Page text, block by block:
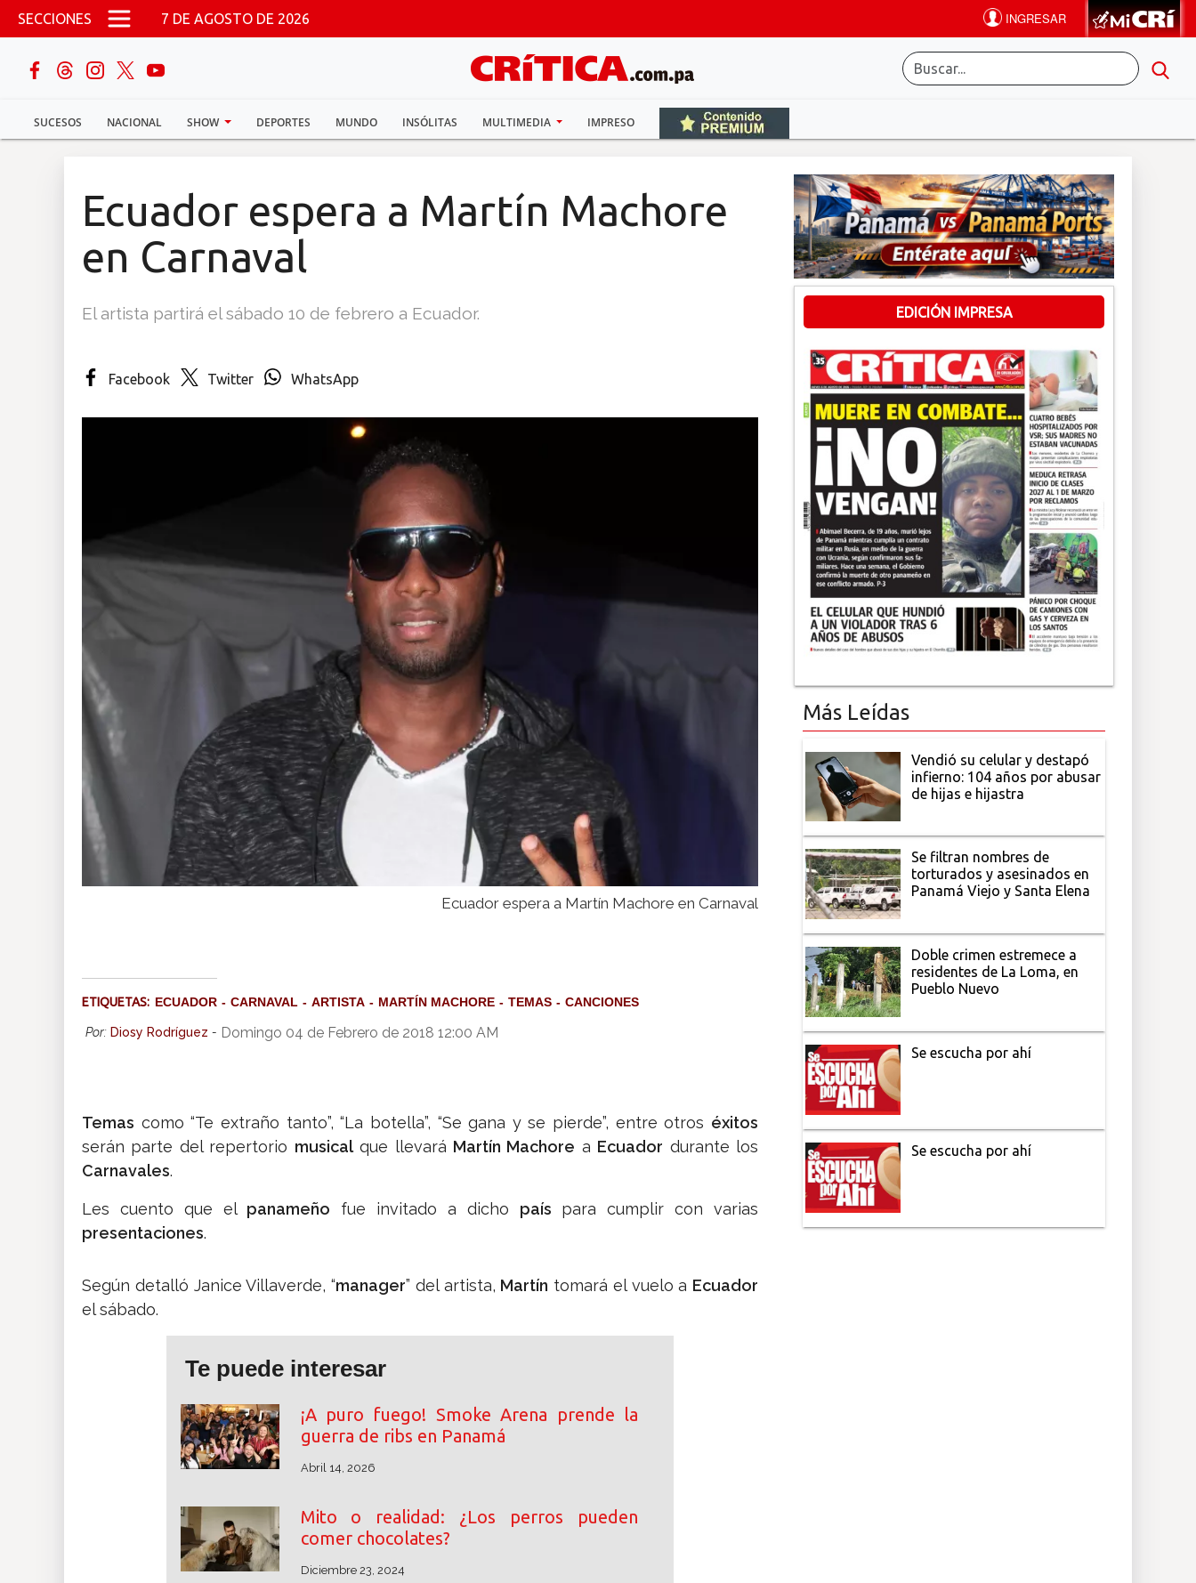
Pasar al contenido principal
SECCIONES 7 DE AGOSTO DE 2026
SUCESOS NACIONAL SHOW DEPORTES MUNDO INSÓLITAS MULTIMEDIA IMPRESO
buscar
Sucesos
Ecuador espera a Martín Machore
en Carnaval
El artista partirá el sábado 10 de febrero a Ecuador.
Facebook Twitter WhatsApp
Ecuador espera a Martín Machore en Carnaval
ETIQUETAS: ECUADOR CARNAVAL ARTISTA MARTÍN MACHORE TEMAS CANCIONES
Por: Diosy Rodríguez - Domingo 04 de Febrero de 2018 12:00 AM
Temas como “Te extraño tanto”, “La botella”, “Se gana y se pierde”, entre otros éxitos
serán parte del repertorio musicalque llevará Martín Machore a Ecuador durante los
Carnavales.
Les cuento que el panameño fue invitado a dicho país para cumplir con varias
presentaciones.
Según detalló Janice Villaverde, “manager” del artista, Martín tomará el vuelo a Ecuador
el sábado.
Te puede interesar
¡A puro fuego! Smoke Arena prende la
guerra de ribs en Panamá
Abril 14, 2026
Mito o realidad: ¿Los perros pueden
comer chocolates?
Diciembre 23, 2024
EDICIÓN IMPRESA
Más Leídas
Vendió su celular y destapó
infierno: 104 años por abusar
de hijas e hijastra
Se filtran nombres de
torturados y asesinados en
Panamá Viejo y Santa Elena
Doble crimen estremece a
residentes de La Loma, en
Pueblo Nuevo
Se escucha por ahí
Se escucha por ahí